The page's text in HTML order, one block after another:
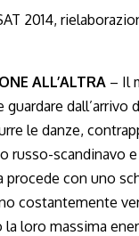
ALL’ALTRA – Il
le danze,
russo-scandinavo
con uno
costantemente
loro massima